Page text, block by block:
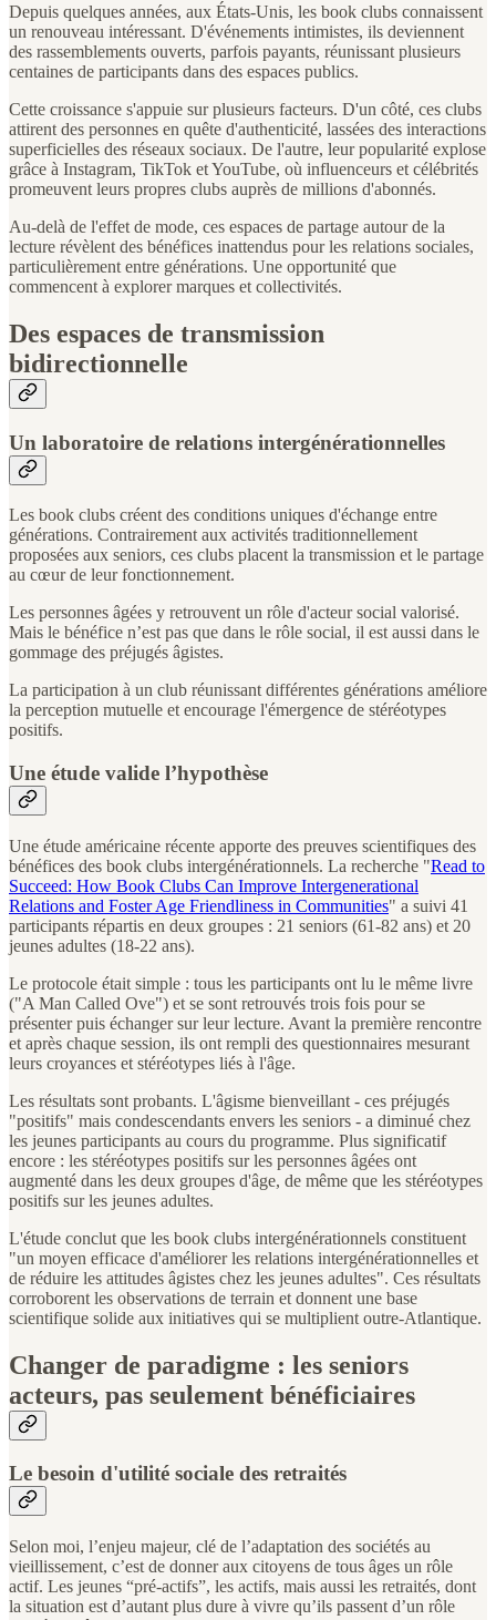
Depuis quelques années, aux États-Unis, les book clubs connaissent
un renouveau intéressant. D'événements intimistes, ils deviennent
des rassemblements ouverts, parfois payants, réunissant plusieurs
centaines de participants dans des espaces publics.
Cette croissance s'appuie sur plusieurs facteurs. D'un côté, ces clubs
attirent des personnes en quête d'authenticité, lassées des interactions
superficielles des réseaux sociaux. De l'autre, leur popularité explose
grâce à Instagram, TikTok et YouTube, où influenceurs et célébrités
promeuvent leurs propres clubs auprès de millions d'abonnés.
Au-delà de l'effet de mode, ces espaces de partage autour de la
lecture révèlent des bénéfices inattendus pour les relations sociales,
particulièrement entre générations. Une opportunité que
commencent à explorer marques et collectivités.
Des espaces de transmission
bidirectionnelle
Un laboratoire de relations intergénérationnelles
Les book clubs créent des conditions uniques d'échange entre
générations. Contrairement aux activités traditionnellement
proposées aux seniors, ces clubs placent la transmission et le partage
au cœur de leur fonctionnement.
Les personnes âgées y retrouvent un rôle d'acteur social valorisé.
Mais le bénéfice n’est pas que dans le rôle social, il est aussi dans le
gommage des préjugés âgistes.
La participation à un club réunissant différentes générations améliore
la perception mutuelle et encourage l'émergence de stéréotypes
positifs.
Une étude valide l’hypothèse
Une étude américaine récente apporte des preuves scientifiques des
bénéfices des book clubs intergénérationnels. La recherche "Read to
Succeed: How Book Clubs Can Improve Intergenerational
Relations and Foster Age Friendliness in Communities" a suivi 41
participants répartis en deux groupes : 21 seniors (61-82 ans) et 20
jeunes adultes (18-22 ans).
Le protocole était simple : tous les participants ont lu le même livre
("A Man Called Ove") et se sont retrouvés trois fois pour se
présenter puis échanger sur leur lecture. Avant la première rencontre
et après chaque session, ils ont rempli des questionnaires mesurant
leurs croyances et stéréotypes liés à l'âge.
Les résultats sont probants. L'âgisme bienveillant - ces préjugés
"positifs" mais condescendants envers les seniors - a diminué chez
les jeunes participants au cours du programme. Plus significatif
encore : les stéréotypes positifs sur les personnes âgées ont
augmenté dans les deux groupes d'âge, de même que les stéréotypes
positifs sur les jeunes adultes.
L'étude conclut que les book clubs intergénérationnels constituent
"un moyen efficace d'améliorer les relations intergénérationnelles et
de réduire les attitudes âgistes chez les jeunes adultes". Ces résultats
corroborent les observations de terrain et donnent une base
scientifique solide aux initiatives qui se multiplient outre-Atlantique.
Changer de paradigme : les seniors
acteurs, pas seulement bénéficiaires
Le besoin d'utilité sociale des retraités
Selon moi, l’enjeu majeur, clé de l’adaptation des sociétés au
vieillissement, c’est de donner aux citoyens de tous âges un rôle
actif. Les jeunes “pré-actifs”, les actifs, mais aussi les retraités, dont
la situation est d’autant plus dure à vivre qu’ils passent d’un rôle